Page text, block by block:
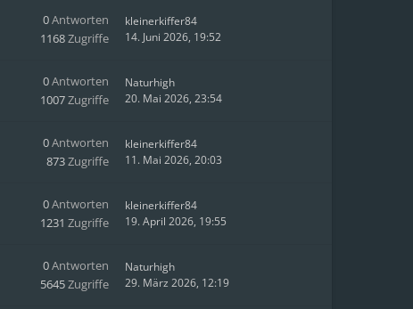
0Antworten
1168Zugriffe
kleinerkiffer84
14. Juni 2026, 19:52
0Antworten
1007Zugriffe
Naturhigh
20. Mai 2026, 23:54
0Antworten
873Zugriffe
kleinerkiffer84
11. Mai 2026, 20:03
0Antworten
1231 Zugriffe
kleinerkiffer84
19. April 2026, 19:55
0Antworten
5645Zugriffe
Naturhigh
29. März 2026, 12:19